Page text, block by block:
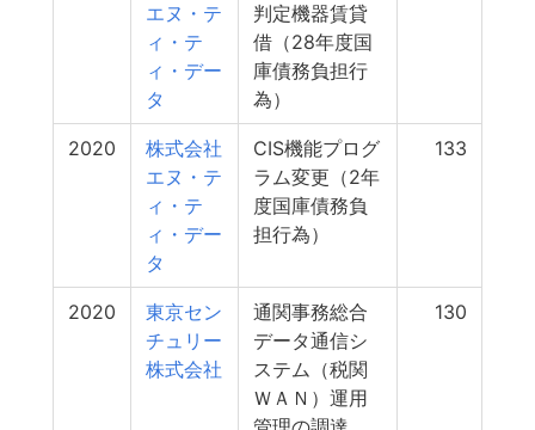
エヌ・テ
ィ・テ
ィ・デー
タ
判定機器賃貸
借（28年度国
庫債務負担行
為）
2020
株式会社
エヌ・テ
ィ・テ
ィ・デー
タ
CIS機能プログ
ラム変更（2年
度国庫債務負
担行為）
133
2020
東京セン
チュリー
株式会社
通関事務総合
データ通信シ
ステム（税関
ＷＡＮ）運用
130